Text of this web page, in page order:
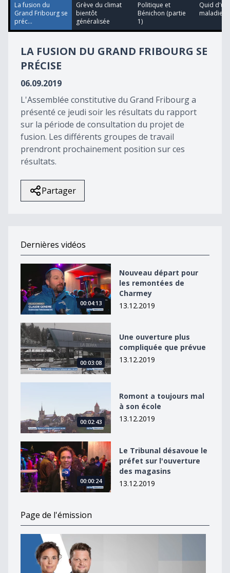
15
seconds
La fusion du
Grand Fribourg se
préc...
Grève du climat
bientôt
généralisée
Politique et
Bénichon (partie
1)
Quid
maladie
LA FUSION DU GRAND FRIBOURG SE
PRÉCISE
06.09.2019
L'Assemblée constitutive du Grand Fribourg a
présenté ce jeudi soir les résultats du rapport
sur la période de consultation du projet de
fusion. Les différents groupes de travail
prendront prochainement position sur ces
résultats.
Partager
Dernières vidéos
Nouveau départ pour les remontées de Charmey
00:04:13
Nouveau départ pour
les remontées de
Charmey
13.12.2019
Une ouverture plus compliquée que prévue
00:03:08
Une ouverture plus
compliquée que prévue
13.12.2019
00:02:43
Romont a toujours mal
à son école
13.12.2019
Le Tribunal désavoue le préfet sur l&#039;ouverture
00:00:24
Le Tribunal désavoue le
préfet sur l'ouverture
des magasins
13.12.2019
Page de l'émission